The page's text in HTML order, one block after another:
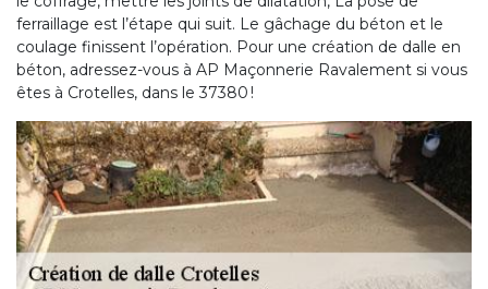
ferraillage est l’étape qui suit. Le gâchage du béton et le
coulage finissent l’opération. Pour une création de dalle en
béton, adressez-vous à AP Maçonnerie Ravalement si vous
êtes à Crotelles, dans le 37380 !